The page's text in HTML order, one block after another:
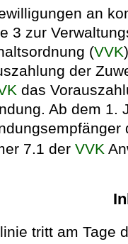
an
3 zur
(VVK
der
das
Ab dem 1.
7.1 derVVK
tritt am Tage